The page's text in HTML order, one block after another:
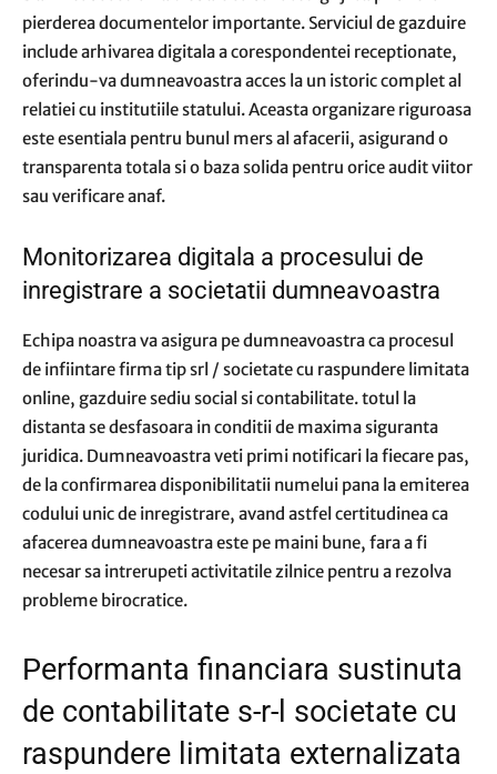
pierderea documentelor importante. Serviciul de gazduire
include arhivarea digitala a corespondentei receptionate,
oferindu-va dumneavoastra acces la un istoric complet al
relatiei cu institutiile statului. Aceasta organizare riguroasa
este esentiala pentru bunul mers al afacerii, asigurand o
transparenta totala si o baza solida pentru orice audit viitor
sau verificare anaf.
Monitorizarea digitala a procesului de
inregistrare a societatii dumneavoastra
Echipa noastra va asigura pe dumneavoastra ca procesul
de infiintare firma tip srl / societate cu raspundere limitata
online, gazduire sediu social si contabilitate. totul la
distanta se desfasoara in conditii de maxima siguranta
juridica. Dumneavoastra veti primi notificari la fiecare pas,
de la confirmarea disponibilitatii numelui pana la emiterea
codului unic de inregistrare, avand astfel certitudinea ca
afacerea dumneavoastra este pe maini bune, fara a fi
necesar sa intrerupeti activitatile zilnice pentru a rezolva
probleme birocratice.
Performanta financiara sustinuta
de contabilitate s-r-l societate cu
raspundere limitata externalizata